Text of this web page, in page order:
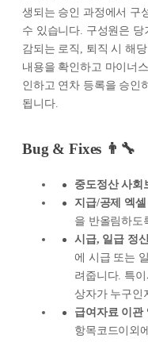
생되는 승인 과정에서 구
수 있습니다. 구성원은
감되는 로직, 퇴직 시 해
내용을 확인하고 마이너
인하고 연차 등록을 승인
됩니다.
Bug & Fixes 👨‍🔧
중도정산 사회
지급/공제 엑
을 반올림하도
시급, 일급 정
에 시급 또는
려줍니다. 특
상자가 누구인
급여자료 이관
항목코드이외